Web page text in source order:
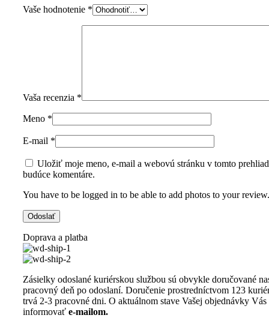
Vaše hodnotenie *
Vaša recenzia *
Meno *
E-mail *
Uložiť moje meno, e-mail a webovú stránku v tomto
budúce komentáre.
You have to be logged in to be able to add photos to your review.
Doprava a platba
Zásielky odoslané kuriérskou službou sú obvykle doručované
pracovný deň po odoslaní. Doručenie prostredníctvom 123
trvá 2-3 pracovné dni. O aktuálnom stave Vašej objednávky Vás
informovať e-mailom.